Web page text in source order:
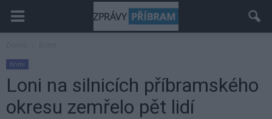
Krimi
Loni na silnicích příbramského
okresu zemřelo pět lidí